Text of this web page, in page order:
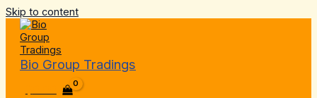
Skip to content
Bio Group Tradings